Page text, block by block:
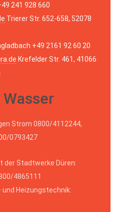
241 928 660
Trierer Str. 652-658, 52078
+49 2161 92 60 20
Krefelder Str. 461, 41066
Strom 0800/4112244,
0793427
der Stadtwerke Düren:
4865111
Heizungstechnik: